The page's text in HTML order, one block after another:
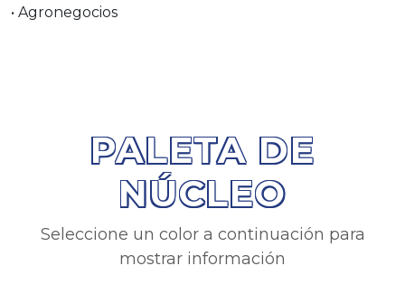
• Agronegocios
PALETA DE
NÚCLEO
Seleccione un color a continuación para
mostrar información